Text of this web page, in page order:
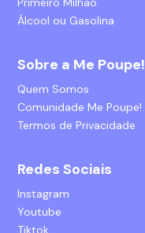
Álcool ou Gasolina
Sobre a Me Poupe!
Quem Somos
Comunidade Me Poupe!
Termos de Privacidade
Redes Sociais
Instagram
Youtube
Tiktok